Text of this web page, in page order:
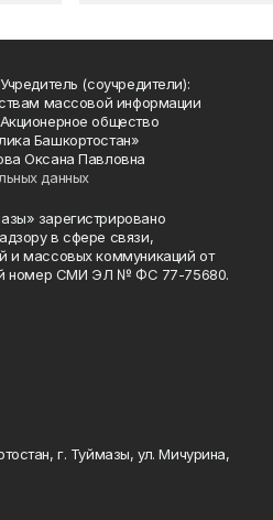
(соучредители):
массовой информации
общество
Башкортостан»
Оксана Павловна
данных
зарегистрировано
в сфере связи,
и массовых коммуникаций от
номер СМИ ЭЛ № ФС 77-75680.
г. Туймазы, ул. Мичурина,